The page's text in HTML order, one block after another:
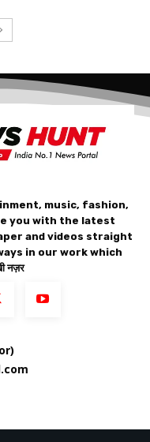
music, fashion,
you with the latest
and videos straight
in our work which
नज़र